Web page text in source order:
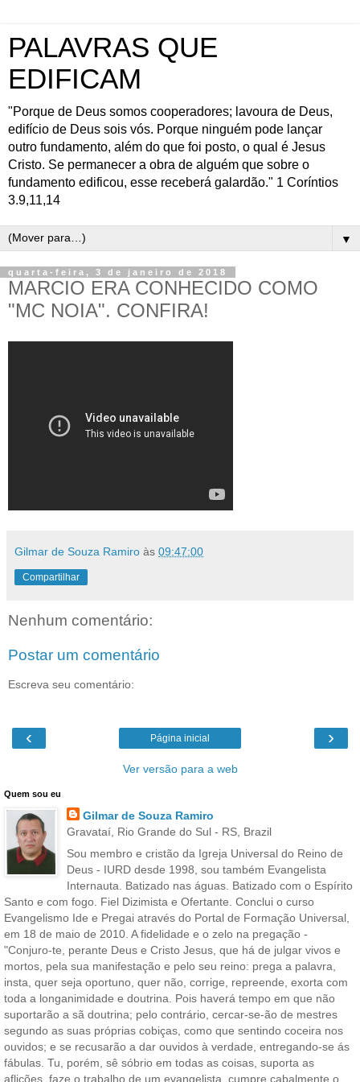
PALAVRAS QUE
EDIFICAM
"Porque de Deus somos cooperadores; lavoura de Deus,
edifício de Deus sois vós. Porque ninguém pode lançar
outro fundamento, além do que foi posto, o qual é Jesus
Cristo. Se permanecer a obra de alguém que sobre o
fundamento edificou, esse receberá galardão." 1 Coríntios
3.9,11,14
▼
quarta-feira, 3 de janeiro de 2018
MARCIO ERA CONHECIDO COMO
"MC NOIA". CONFIRA!
Gilmar de Souza Ramiro às 09:47:00
Compartilhar
Nenhum comentário:
Postar um comentário
Escreva seu comentário:
‹ ›
Página inicial
Ver versão para a web
Quem sou eu
Gilmar de Souza Ramiro
Gravataí, Rio Grande do Sul - RS, Brazil
Sou membro e cristão da Igreja Universal do Reino de
Deus - IURD desde 1998, sou também Evangelista
Internauta. Batizado nas águas. Batizado com o Espírito
Santo e com fogo. Fiel Dizimista e Ofertante. Conclui o curso
Evangelismo Ide e Pregai através do Portal de Formação Universal,
em 18 de maio de 2010. A fidelidade e o zelo na pregação -
"Conjuro-te, perante Deus e Cristo Jesus, que há de julgar vivos e
mortos, pela sua manifestação e pelo seu reino: prega a palavra,
insta, quer seja oportuno, quer não, corrige, repreende, exorta com
toda a longanimidade e doutrina. Pois haverá tempo em que não
suportarão a sã doutrina; pelo contrário, cercar-se-ão de mestres
segundo as suas próprias cobiças, como que sentindo coceira nos
ouvidos; e se recusarão a dar ouvidos à verdade, entregando-se ás
fábulas. Tu, porém, sê sóbrio em todas as coisas, suporta as
aflições, faze o trabalho de um evangelista, cumpre cabalmente o